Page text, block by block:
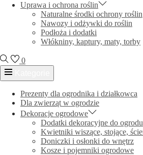
Uprawa i ochrona roślin
Naturalne środki ochrony roślin
Nawozy i odżywki do roślin
Podłoża i dodatki
Włókniny, kaptury, maty, torby
0
Prezenty dla ogrodnika i działkowca
Dla zwierząt w ogrodzie
Dekoracje ogrodowe
Dodatki dekoracyjne do ogrodu
Kwietniki wiszące, stojące,
Doniczki i osłonki do wnętrz
Kosze i pojemniki ogrodowe